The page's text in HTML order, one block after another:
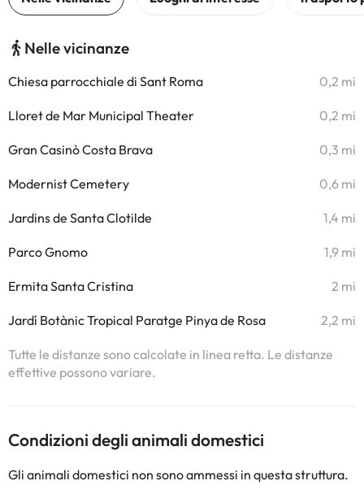
Nelle vicinanze
Chiesa parrocchiale di Sant Roma 0,2 mi
Lloret de Mar Municipal Theater 0,2 mi
Gran Casinò Costa Brava 0,3 mi
Modernist Cemetery 0,6 mi
Jardins de Santa Clotilde 1,4 mi
Parco Gnomo 1,9 mi
Ermita Santa Cristina 2 mi
Jardí Botànic Tropical Paratge Pinya de Rosa 2,2 mi
Tutte le distanze sono calcolate in linea retta. Le distanze
effettive possono variare.
Condizioni degli animali domestici
Gli animali domestici non sono ammessi in questa struttura.